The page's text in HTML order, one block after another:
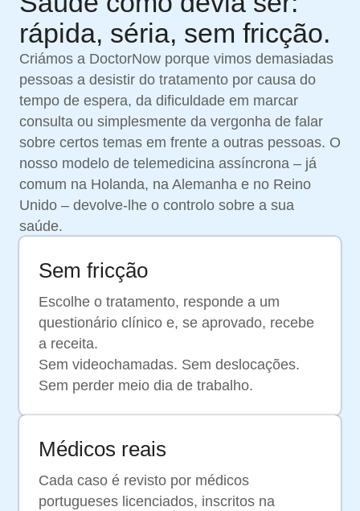
rápida, séria, sem fricção.
Criámos a DoctorNow porque vimos demasiadas
pessoas a desistir do tratamento por causa do
tempo de espera, da dificuldade em marcar
consulta ou simplesmente da vergonha de falar
sobre certos temas em frente a outras pessoas. O
nosso modelo de telemedicina assíncrona – já
comum na Holanda, na Alemanha e no Reino
Unido – devolve-lhe o controlo sobre a sua
saúde.
Sem fricção
Escolhe o tratamento, responde a um
questionário clínico e, se aprovado, recebe
a receita.
Sem videochamadas. Sem deslocações.
Sem perder meio dia de trabalho.
Médicos reais
Cada caso é revisto por médicos
portugueses licenciados, inscritos na